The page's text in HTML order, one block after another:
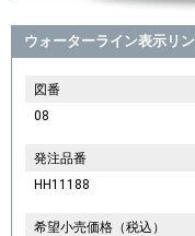
ウォーターライン表示リ
図番
08
発注品番
HH11188
希望小売価格（税込）